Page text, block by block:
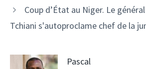
Coup d’État au Niger. Le
Tchiani s'autoproclame chef de la
Pascal